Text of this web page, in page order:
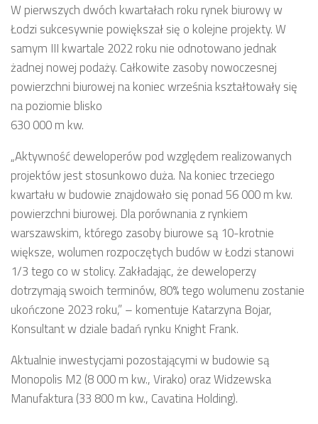
W pierwszych dwóch kwartałach roku rynek biurowy w
Łodzi sukcesywnie powiększał się o kolejne projekty. W
samym III kwartale 2022 roku nie odnotowano jednak
żadnej nowej podaży. Całkowite zasoby nowoczesnej
powierzchni biurowej na koniec września kształtowały się
na poziomie blisko
630 000 m kw.
„Aktywność deweloperów pod względem realizowanych
projektów jest stosunkowo duża. Na koniec trzeciego
kwartału w budowie znajdowało się ponad 56 000 m kw.
powierzchni biurowej. Dla porównania z rynkiem
warszawskim, którego zasoby biurowe są 10-krotnie
większe, wolumen rozpoczętych budów w Łodzi stanowi
1/3 tego co w stolicy. Zakładając, że deweloperzy
dotrzymają swoich terminów, 80% tego wolumenu zostanie
ukończone 2023 roku,” – komentuje Katarzyna Bojar,
Konsultant w dziale badań rynku Knight Frank.
Aktualnie inwestycjami pozostającymi w budowie są
Monopolis M2 (8 000 m kw., Virako) oraz Widzewska
Manufaktura (33 800 m kw., Cavatina Holding).